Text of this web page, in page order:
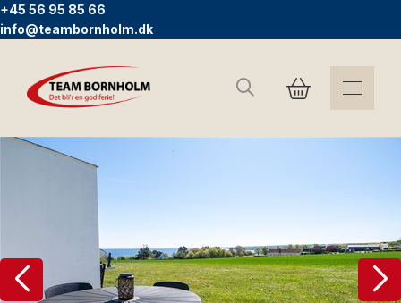
+45 56 95 85 66
info@teambornholm.dk
Sök